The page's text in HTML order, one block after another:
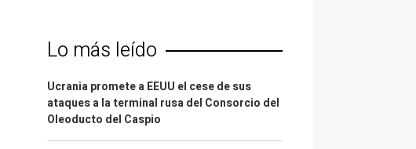
Lo más leído
Ucrania promete a EEUU el cese de sus
ataques a la terminal rusa del Consorcio del
Oleoducto del Caspio